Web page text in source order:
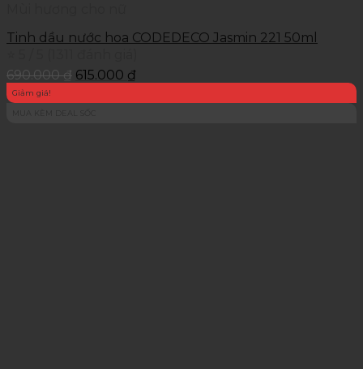
Tinh dầu nước hoa CODEDECO Jasmin 221 50ml
690.000₫ 615.000 ₫
Giảm giá!